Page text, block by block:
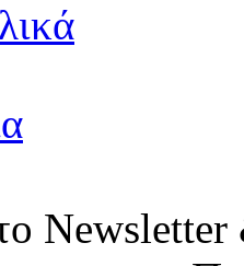
Νewsletter